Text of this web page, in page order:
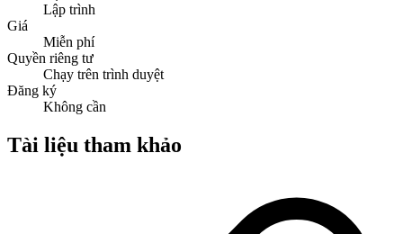
Lập trình
Giá
Miễn phí
Quyền riêng tư
Chạy trên trình duyệt
Đăng ký
Không cần
Tài liệu tham khảo